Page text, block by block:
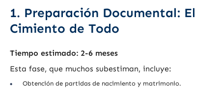
1. Preparación Documental: El
Cimiento de Todo
Tiempo estimado: 2-6 meses
Esta fase, que muchos subestiman, incluye:
Obtención de partidas de nacimiento y matrimonio.